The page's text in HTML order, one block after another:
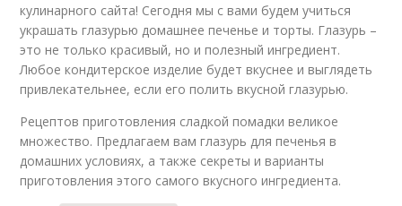
кулинарного сайта! Сегодня мы с вами будем учиться
украшать глазурью домашнее печенье и торты. Глазурь –
это не только красивый, но и полезный ингредиент.
Любое кондитерское изделие будет вкуснее и выглядеть
привлекательнее, если его полить вкусной глазурью.
Рецептов приготовления сладкой помадки великое
множество. Предлагаем вам глазурь для печенья в
домашних условиях, а также секреты и варианты
приготовления этого самого вкусного ингредиента.